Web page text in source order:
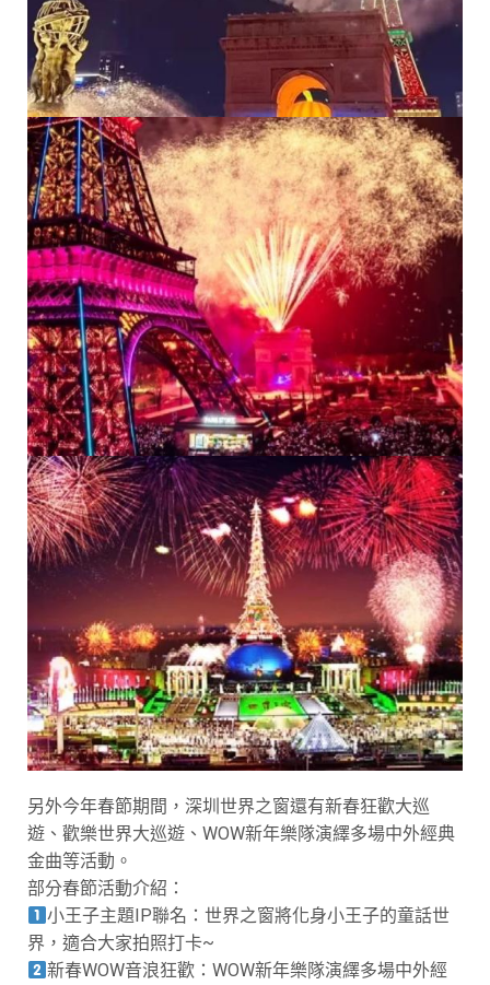
另外今年春節期間，深圳世界之窗還有新春狂歡大巡
遊、歡樂世界大巡遊、WOW新年樂隊演繹多場中外經典
金曲等活動。
部分春節活動介紹：
小王子主題IP聯名：世界之窗將化身小王子的童話世
界，適合大家拍照打卡~
新春WOW音浪狂歡：WOW新年樂隊演繹多場中外經